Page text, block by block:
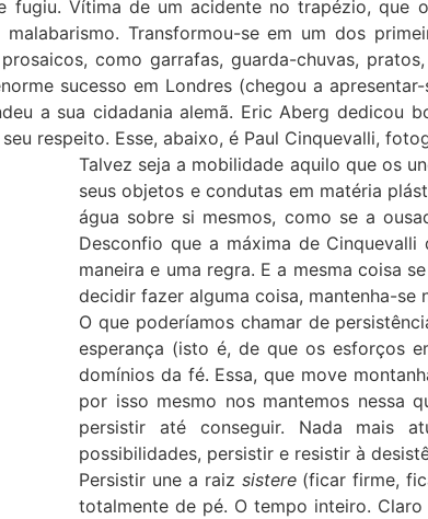
fugiu. Vítima de um acidente no trapézio, que
Transformou-se em um dos
como garrafas, guarda-chuvas,
sucesso em Londres (chegou a
a sua cidadania alemã. Eric Aberg dedicou
respeito. Esse, abaixo, é Paul Cinquevalli,
Talvez seja a mobilidade aquilo que os
seus objetos e condutas em matéria
água sobre si mesmos, como se a
Desconfio que a máxima de
maneira e uma regra. E a mesma coisa
decidir fazer alguma coisa, mantenha-se
O que poderíamos chamar de
esperança (isto é, de que os esforços
domínios da fé. Essa, que move
por isso mesmo nos mantemos nessa
persistir até conseguir. Nada mais
possibilidades, persistir e resistir à
Persistir une a raiz sistere(ficar firme,
totalmente de pé. O tempo inteiro.